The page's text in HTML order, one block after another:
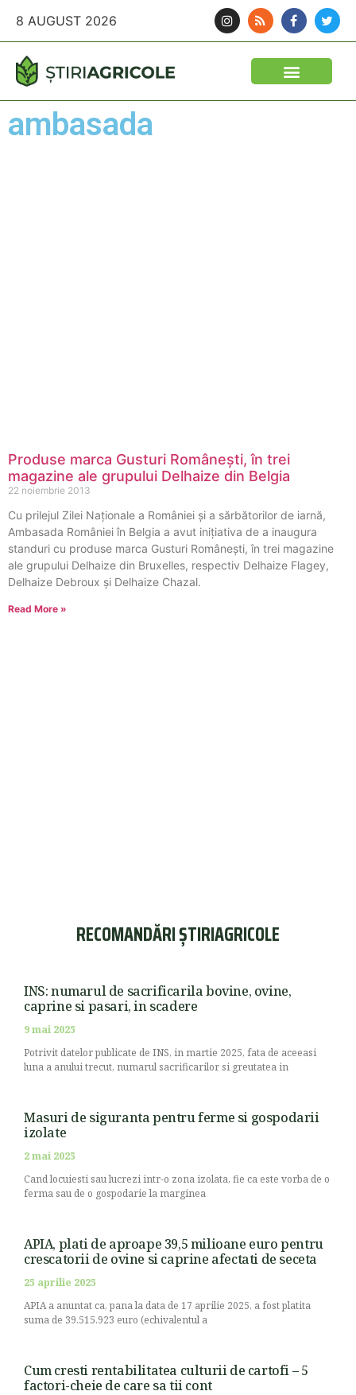
8 AUGUST 2026
ambasada
Produse marca Gusturi Româneşti, în trei
magazine ale grupului Delhaize din Belgia
22 noiembrie 2013
Cu prilejul Zilei Naționale a României și a sărbătorilor de iarnă,
Ambasada României în Belgia a avut inițiativa de a inaugura
standuri cu produse marca Gusturi Româneşti, în trei magazine
ale grupului Delhaize din Bruxelles, respectiv Delhaize Flagey,
Delhaize Debroux şi Delhaize Chazal.
Read More »
RECOMANDĂRI ȘTIRIAGRICOLE
INS: numarul de sacrificarila bovine, ovine,
caprine si pasari, in scadere
9 mai 2025
Potrivit datelor publicate de INS, in martie 2025, fata de aceeasi
luna a anului trecut, numarul sacrificarilor si greutatea in
Masuri de siguranta pentru ferme si gospodarii
izolate
2 mai 2025
Cand locuiesti sau lucrezi intr-o zona izolata, fie ca este vorba de o
ferma sau de o gospodarie la marginea
APIA, plati de aproape 39,5 milioane euro pentru
crescatorii de ovine si caprine afectati de seceta
25 aprilie 2025
APIA a anuntat ca, pana la data de 17 aprilie 2025, a fost platita
suma de 39.515.923 euro (echivalentul a
Cum cresti rentabilitatea culturii de cartofi – 5
factori-cheie de care sa tii cont